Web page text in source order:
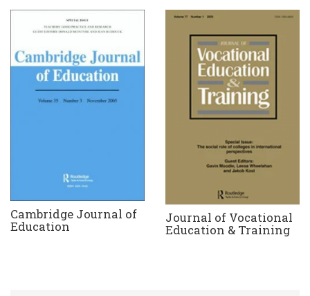
Cambridge Journal of
Education
Journal of Vocational
Education & Training